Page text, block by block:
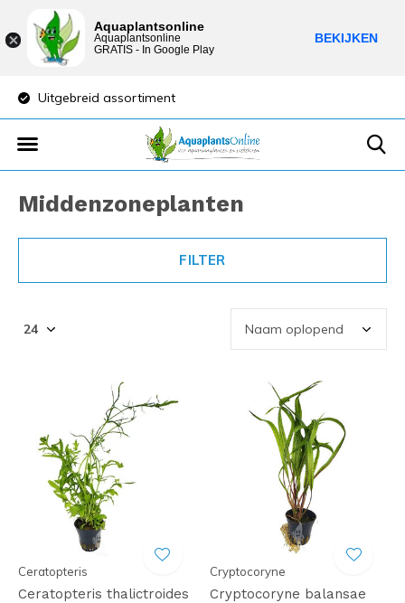
Uitgebreid assortiment
Middenzoneplanten
FILTER
Ceratopteris
Ceratopteris thalictroides
Cryptocoryne
Cryptocoryne balansae
Aquaplantsonline
Aquaplantsonline
GRATIS - In Google Play
BEKIJKEN